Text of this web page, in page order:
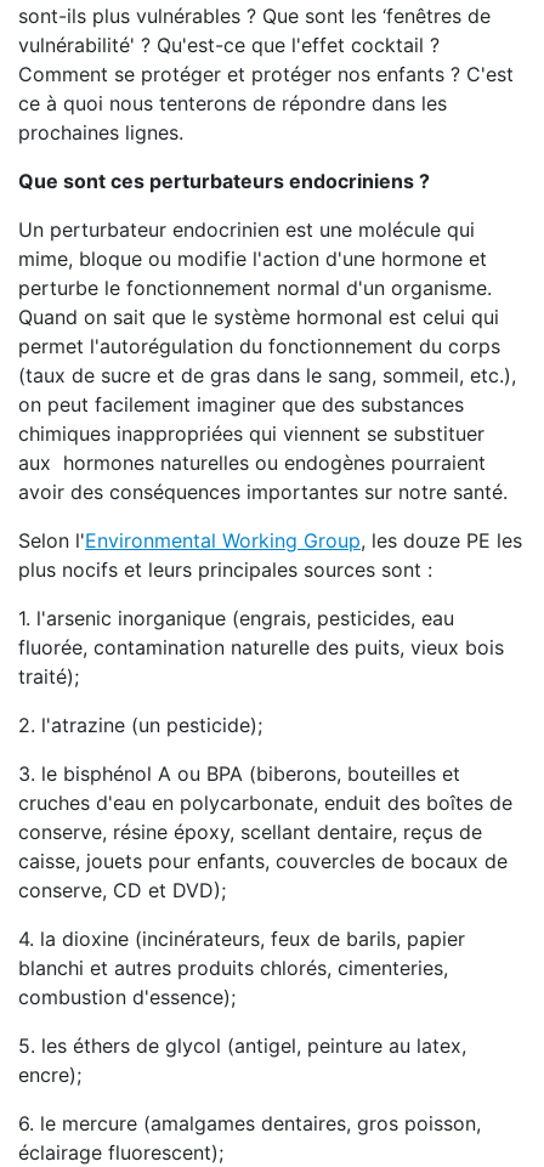
sont-ils plus vulnérables ? Que sont les ‘fenêtres de
vulnérabilité' ? Qu'est-ce que l'effet cocktail ?
Comment se protéger et protéger nos enfants ? C'est
ce à quoi nous tenterons de répondre dans les
prochaines lignes.
Que sont ces perturbateurs endocriniens ?
Un perturbateur endocrinien est une molécule qui
mime, bloque ou modifie l'action d'une hormone et
perturbe le fonctionnement normal d'un organisme.
Quand on sait que le système hormonal est celui qui
permet l'autorégulation du fonctionnement du corps
(taux de sucre et de gras dans le sang, sommeil, etc.),
on peut facilement imaginer que des substances
chimiques inappropriées qui viennent se substituer
aux hormones naturelles ou endogènes pourraient
avoir des conséquences importantes sur notre santé.
Selon l'Environmental Working Group, les douze PE les
plus nocifs et leurs principales sources sont :
1. l'arsenic inorganique (engrais, pesticides, eau
fluorée, contamination naturelle des puits, vieux bois
traité);
2. l'atrazine (un pesticide);
3. le bisphénol A ou BPA (biberons, bouteilles et
cruches d'eau en polycarbonate, enduit des boîtes de
conserve, résine époxy, scellant dentaire, reçus de
caisse, jouets pour enfants, couvercles de bocaux de
conserve, CD et DVD);
4. la dioxine (incinérateurs, feux de barils, papier
blanchi et autres produits chlorés, cimenteries,
combustion d'essence);
5. les éthers de glycol (antigel, peinture au latex,
encre);
6. le mercure (amalgames dentaires, gros poisson,
éclairage fluorescent);